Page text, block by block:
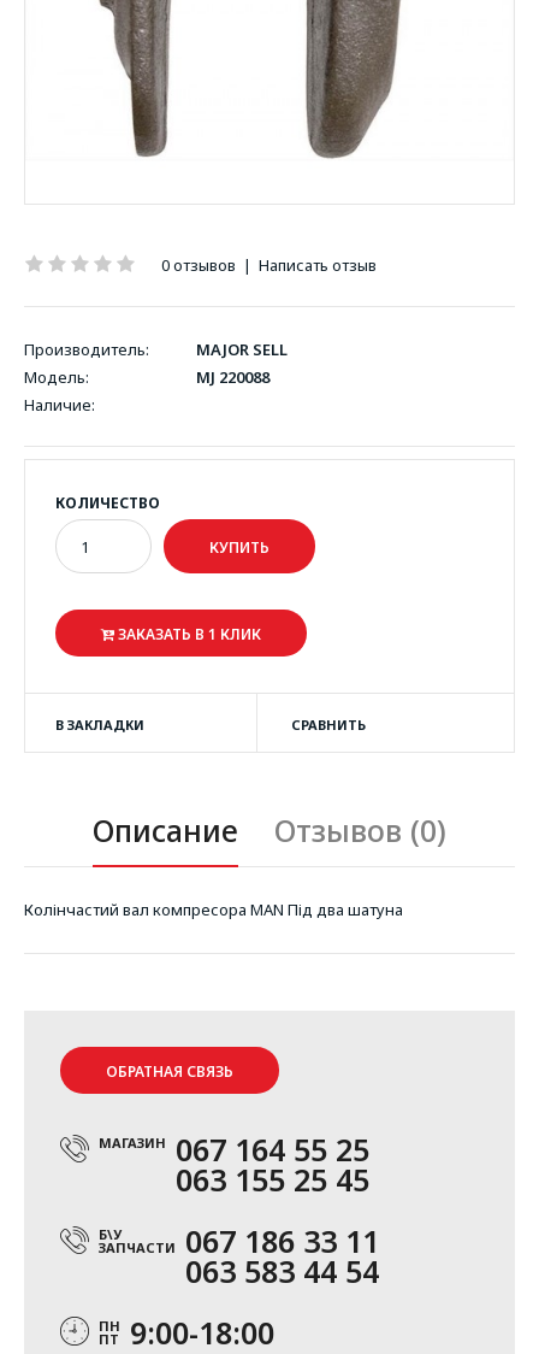
0 отзывов | Написать отзыв
Производитель:
MAJOR SELL
Модель:
MJ 220088
Наличие:
КОЛИЧЕСТВО
ЗАКАЗАТЬ В 1 КЛИК
В ЗАКЛАДКИ СРАВНИТЬ
Описание Отзывов (0)
Колінчастий вал компресора MAN Під два шатуна
ОБРАТНАЯ СВЯЗЬ
МАГАЗИН 067 164 55 25
063 155 25 45
Б\У
ЗАПЧАСТИ 067 186 33 11
063 583 44 54
ПН
ПТ 9:00-18:00